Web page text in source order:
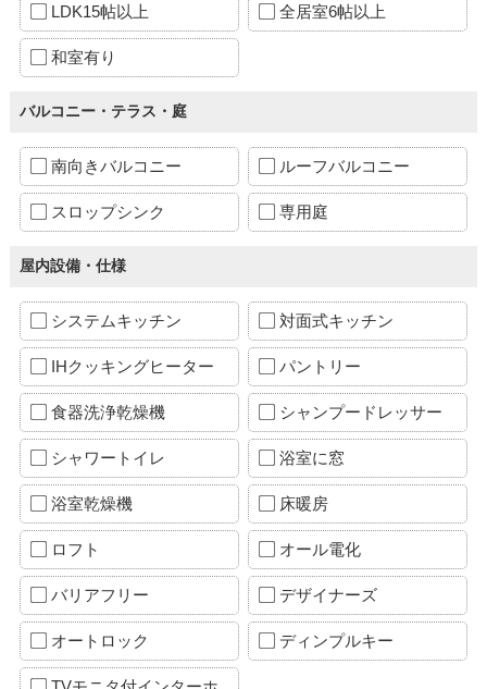
LDK15帖以上 全居室6帖以上
和室有り
バルコニー・テラス・庭
南向きバルコニー ルーフバルコニー
スロップシンク 専用庭
屋内設備・仕様
システムキッチン 対面式キッチン
IHクッキングヒーター パントリー
食器洗浄乾燥機 シャンプードレッサー
シャワートイレ 浴室に窓
浴室乾燥機 床暖房
ロフト オール電化
バリアフリー デザイナーズ
オートロック ディンプルキー